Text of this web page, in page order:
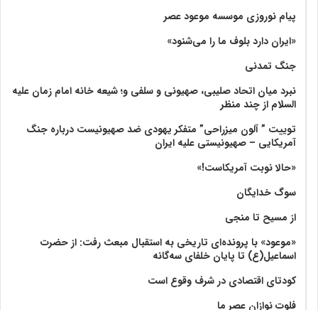
پیام نوروزی موسسه موعود عصر
«ایران دارد بلوف ما را می‌شنود»
جنگ تمدنی
نبرد میان اتحاد صلیبی، صهیونی و سلفی و؛ شیعه خانه امام زمان علیه
السلام از چند منظر
توییت ” آلون میزراحی” متفکر یهودی ضد صهیونیست درباره جنگ
آمریکایی – صهیونیستی علیه ایران
«حالا نوبت آمریکاست!»
سوگ خدایگان
از مسیح تا منجی
«موعود» با پرونده‌ای تاریخی به استقبال مبعث رفت: از حضرت
اسماعیل(ع) تا پایان خلفای سه‌گانه
کودتای اقتصادی در شرف وقوع است
فلوت نوازان عصر ما